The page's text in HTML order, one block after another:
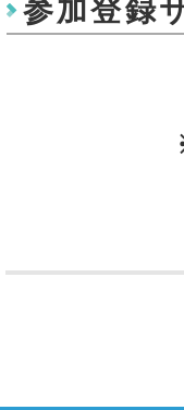
参加登録